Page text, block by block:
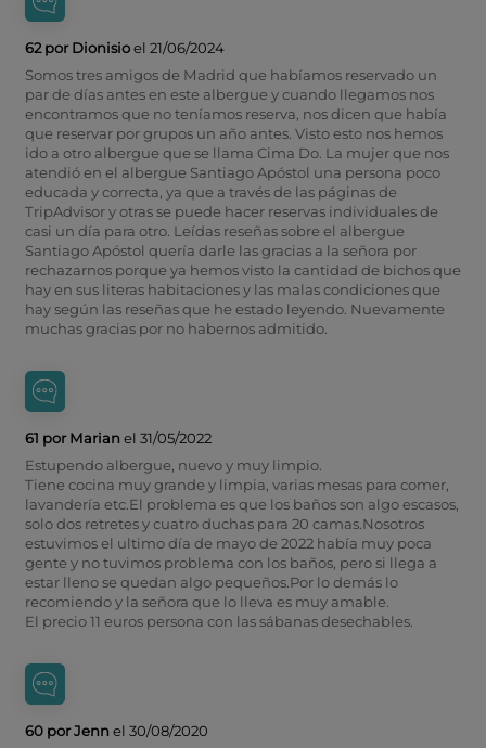
62 por Dionisioel 21/06/2024
Somos tres amigos de Madrid que habíamos reservado un
par de días antes en este albergue y cuando llegamos nos
encontramos que no teníamos reserva, nos dicen que había
que reservar por grupos un año antes. Visto esto nos hemos
ido a otro albergue que se llama Cima Do. La mujer que nos
atendió en el albergue Santiago Apóstol una persona poco
educada y correcta, ya que a través de las páginas de
TripAdvisor y otras se puede hacer reservas individuales de
casi un día para otro. Leídas reseñas sobre el albergue
Santiago Apóstol quería darle las gracias a la señora por
rechazarnos porque ya hemos visto la cantidad de bichos que
hay en sus literas habitaciones y las malas condiciones que
hay según las reseñas que he estado leyendo. Nuevamente
muchas gracias por no habernos admitido.
61 por Marian el 31/05/2022
Estupendo albergue, nuevo y muy limpio.
Tiene cocina muy grande y limpia, varias mesas para comer,
lavandería etc.El problema es que los baños son algo escasos,
solo dos retretes y cuatro duchas para 20 camas.Nosotros
estuvimos el ultimo día de mayo de 2022 había muy poca
gente y no tuvimos problema con los baños, pero si llega a
estar lleno se quedan algo pequeños.Por lo demás lo
recomiendo y la señora que lo lleva es muy amable.
El precio 11 euros persona con las sábanas desechables.
60 por Jenn el 30/08/2020